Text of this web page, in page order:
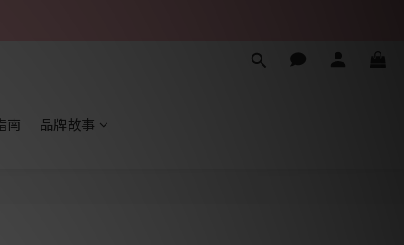
南 品牌故事